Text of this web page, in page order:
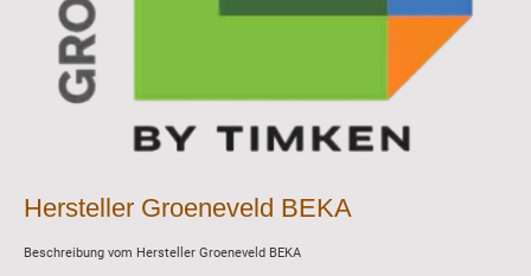
Hersteller Groeneveld BEKA
Beschreibung vom Hersteller Groeneveld BEKA